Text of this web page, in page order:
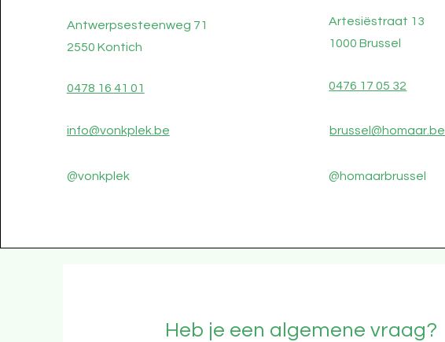
Antwerpsesteenweg 71
2550 Kontich
0478 16 41 01
info@vonkplek.be
@vonkplek
Artesiëstraat 13
1000 Brussel
0476 17 05 32
brussel@homaar.be
@homaarbrussel
Heb je een algemene vraag?